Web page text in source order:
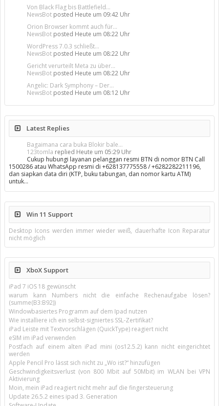
Von Black Flag bis Battlefield...
NewsBot posted Heute um 09:42 Uhr
Orion Browser kommt auch für...
NewsBot posted Heute um 08:22 Uhr
WordPress 7.0.3 schließt...
NewsBot posted Heute um 08:22 Uhr
Gericht verurteilt Meta zu über...
NewsBot posted Heute um 08:22 Uhr
Angelic: Dark Symphony – Der...
NewsBot posted Heute um 08:12 Uhr
Latest Replies
Bagaimana cara buka Blokir bale...
123tomla replied Heute um 05:29 Uhr
Cukup hubungi layanan pelanggan resmi BTN di nomor BTN Call
1500286 atau WhatsApp resmi di +628137775558 / +6282282211196,
dan siapkan data diri (KTP, buku tabungan, dan nomor kartu ATM)
untuk…
Win 11 Support
Desktop Icons werden immer wieder weiß, dauerhafte Icon Reparatur
nicht möglich
XboX Support
iPad 7 iOS 18 gewünscht
warum kann Numbers nicht die einfache Rechenaufgabe lösen?
(summe(B3:B92))
Windowbasiertes Programm auf dem Ipad nutzen
Wie installiere ich ein selbst-signiertes SSL-Zertifikat?
iPad Leiste mit Textvorschlägen (QuickType) reagiert nicht
eSIM im iPad verwenden
Postfach auf einem alten iPad mini (os12.5.2) kann nicht eingerichtet
werden
Apple Pencil Pro lässt sich nicht zu „Wo ist?“ hinzufügen
Geschwindigkeitsverlust (von 800 Mbit auf 50Mbit) im WLAN bei VPN
Aktivierung
Moin, mein iPad reagiert nicht mehr auf die fingersteuerung
Update 26.5.2 eines ipad 3. Generation